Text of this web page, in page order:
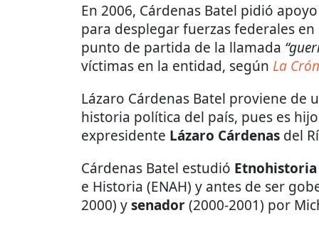
En 2006, Cárdenas Batel pidió
para desplegar fuerzas federales
punto de partida de la llamada
víctimas en la entidad, según La
Lázaro Cárdenas Batel proviene de
historia política del país, pues es
expresidente Lázaro Cárdenas del
Cárdenas Batel estudió Etnohistoria
e Historia (ENAH) y antes de ser
2000) ysenador(2000-2001) por